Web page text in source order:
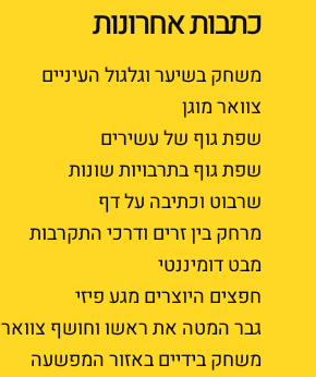
כתבות אחרונות
משחק בשיער וגלגול העיניים
צוואר מוגן
שפת גוף של עשירים
שפת גוף בתרבויות שונות
שרבוט וכתיבה על דף
מרחק בין זרים ודרכי התקרבות
מבט דומיננטי
חפצים היוצרים מגע פיזי
גבר המטה את ראשו וחושף צוואר
משחק בידיים באזור המפשעה